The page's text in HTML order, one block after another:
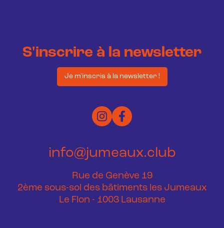
S'inscrire à la newsletter
Je m'inscris à la newsletter !
info@jumeaux.club
Rue de Genève 19
2ème sous-sol des bâtiments les Jumeaux
Le Flon - 1003 Lausanne